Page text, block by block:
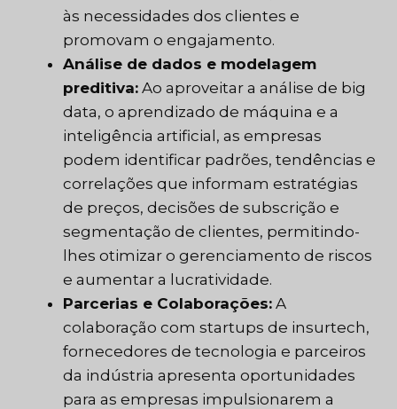
às necessidades dos clientes e
promovam o engajamento.
Análise de dados e modelagem
preditiva: Ao aproveitar a análise de big
data, o aprendizado de máquina e a
inteligência artificial, as empresas
podem identificar padrões, tendências e
correlações que informam estratégias
de preços, decisões de subscrição e
segmentação de clientes, permitindo-
lhes otimizar o gerenciamento de riscos
e aumentar a lucratividade.
Parcerias e Colaborações: A
colaboração com startups de insurtech,
fornecedores de tecnologia e parceiros
da indústria apresenta oportunidades
para as empresas impulsionarem a